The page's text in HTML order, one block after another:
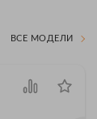
ВСЕ МОДЕЛИ